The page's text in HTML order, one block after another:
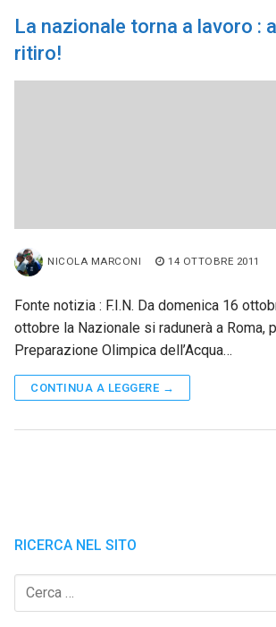
La nazionale torna a lavoro :
ritiro!
NICOLA MARCONI 14 OTTOBRE 2011
Fonte notizia : F.I.N. Da domenica 16
ottobre la Nazionale si radunerà a Roma,
Preparazione Olimpica dell’Acqua…
CONTINUA A LEGGERE →
RICERCA NEL SITO
Cerca: